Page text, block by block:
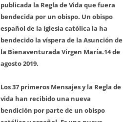
publicada la Regla de Vida que fuera
bendecida por un obispo. Un obispo
español de la Iglesia católica la ha
bendecido la víspera de la Asunción de
la Bienaventurada Virgen María.14 de
agosto 2019.
Los 37 primeros Mensajes y la Regla de
vida han recibido una nueva
bendición por parte de un obispo